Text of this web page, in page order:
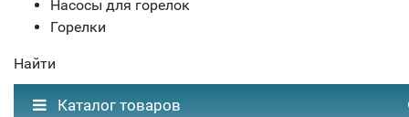
Насосы для горелок
Горелки
Найти
Каталог товаров